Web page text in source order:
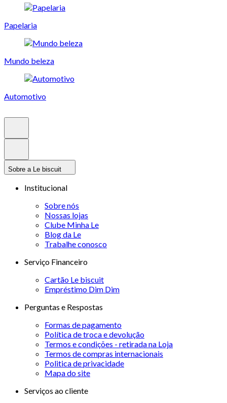
Papelaria
Mundo beleza
Automotivo
Sobre a Le biscuit
Institucional
Sobre nós
Nossas lojas
Clube Minha Le
Blog da Le
Trabalhe conosco
Serviço Financeiro
Cartão Le biscuit
Empréstimo Dim Dim
Perguntas e Respostas
Formas de pagamento
Política de troca e devolução
Termos e condições - retirada na Loja
Termos de compras internacionais
Politica de privacidade
Mapa do site
Serviços ao cliente